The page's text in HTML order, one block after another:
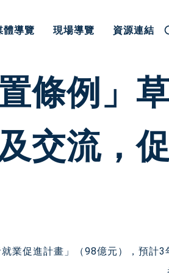
體導覽 現場導覽 資源連結
條例」草
交流，
業促進計畫」（98億元），預計